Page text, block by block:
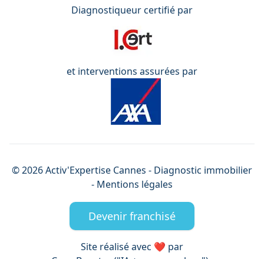
Diagnostiqueur certifié par
et interventions assurées par
©2026Activ'Expertise Cannes - Diagnostic immobilier
- Mentions légales
Devenir franchisé
Site réalisé avec ❤️ par